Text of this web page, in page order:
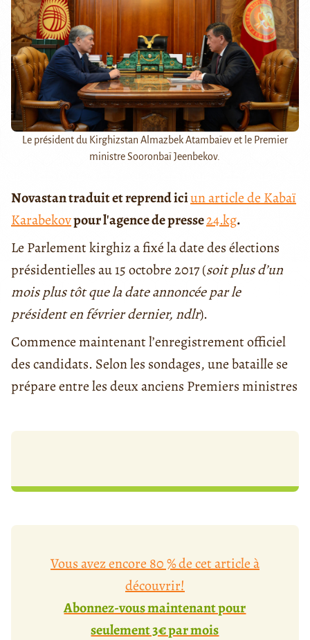
Le président du Kirghizstan Almazbek Atambaïev et le Premier
ministre Sooronbaï Jeenbekov.
Novastan traduit et reprend iciun article de Kabaï
Karabekovpour l'agence de presse24.kg.
Le Parlement kirghiz a fixé la date des élections
présidentielles au 15 octobre 2017 (soit plus d’un
mois plus tôt que la date annoncée par le
président en février dernier, ndlr).
Commence maintenant l’enregistrement officiel
des candidats. Selon les sondages, une bataille se
prépare entre les deux anciens Premiers ministres
Vous avez encore 80 % de cet article à
découvrir!
Abonnez-vous maintenant pour
seulement 3€ par mois